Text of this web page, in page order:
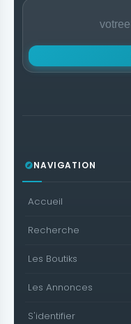
NAVIGATION
Accueil
Recherche
Les Boutiks
Les Annonces
S'identifier